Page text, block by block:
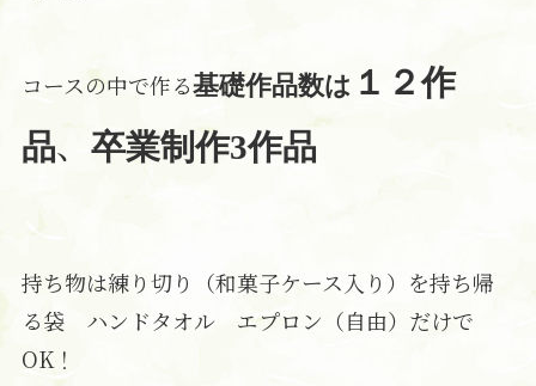
コースの中で作る基礎作品数は １２作
品、 卒業制作3作品
持ち物は練り切り（和菓子ケース入り）を持ち帰
る袋 ハンドタオル エプロン（自由）だけで
OK！